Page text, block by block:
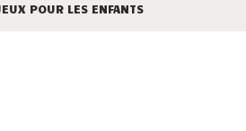
POUR LES ENFANTS